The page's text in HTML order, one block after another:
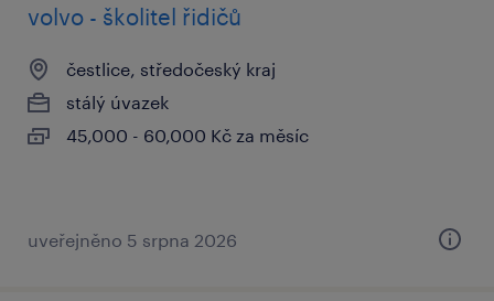
volvo - školitel řidičů
čestlice, středočeský kraj
stálý úvazek
45,000 - 60,000 Kč za měsíc
uveřejněno 5 srpna 2026